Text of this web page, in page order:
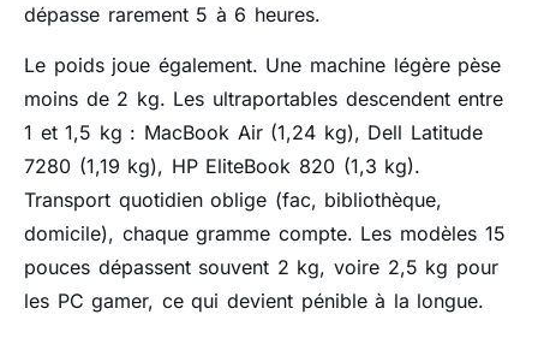
dépasse rarement 5 à 6 heures.
Le poids joue également. Une machine légère pèse
moins de 2 kg. Les ultraportables descendent entre
1 et 1,5 kg : MacBook Air (1,24 kg), Dell Latitude
7280 (1,19 kg), HP EliteBook 820 (1,3 kg).
Transport quotidien oblige (fac, bibliothèque,
domicile), chaque gramme compte. Les modèles 15
pouces dépassent souvent 2 kg, voire 2,5 kg pour
les PC gamer, ce qui devient pénible à la longue.